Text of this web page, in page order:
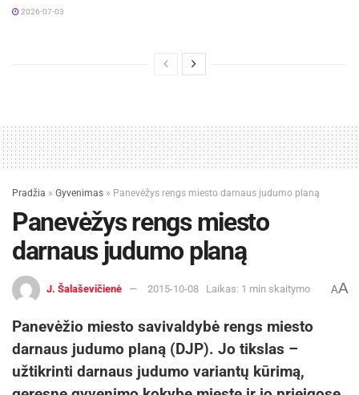
2026-07-03
Pradžia » Gyvenimas » Panevėžys rengs miesto darnaus judumo planą
Panevėžys rengs miesto
darnaus judumo planą
J. Šalaševičienė 2015-10-08 Laikas: 1 min skaitymo AA
Panevėžio miesto savivaldybė rengs miesto
darnaus judumo planą (DJP). Jo tikslas –
užtikrinti darnaus judumo variantų kūrimą,